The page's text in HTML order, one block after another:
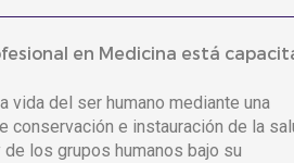
en Medicina está
vida del ser humano mediante una
conservación e instauración de la
de los grupos humanos bajo su